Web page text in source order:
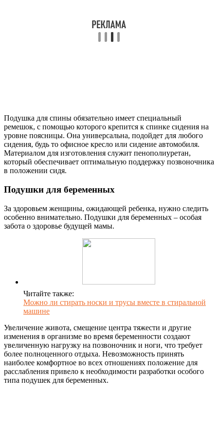
Подушка для спины обязательно имеет специальный
ремешок, с помощью которого крепится к спинке сидения на
уровне поясницы. Она универсальна, подойдет для любого
сидения, будь то офисное кресло или сидение автомобиля.
Материалом для изготовления служит пенополиуретан,
который обеспечивает оптимальную поддержку позвоночника
в положении сидя.
Подушки для беременных
За здоровьем женщины, ожидающей ребенка, нужно следить
особенно внимательно. Подушки для беременных – особая
забота о здоровье будущей мамы.
Читайте также:
Можно ли стирать носки и трусы вместе в стиральной
машине
Увеличение живота, смещение центра тяжести и другие
изменения в организме во время беременности создают
увеличенную нагрузку на позвоночник и ноги, что требует
более полноценного отдыха. Невозможность принять
наиболее комфортное во всех отношениях положение для
расслабления привело к необходимости разработки особого
типа подушек для беременных.